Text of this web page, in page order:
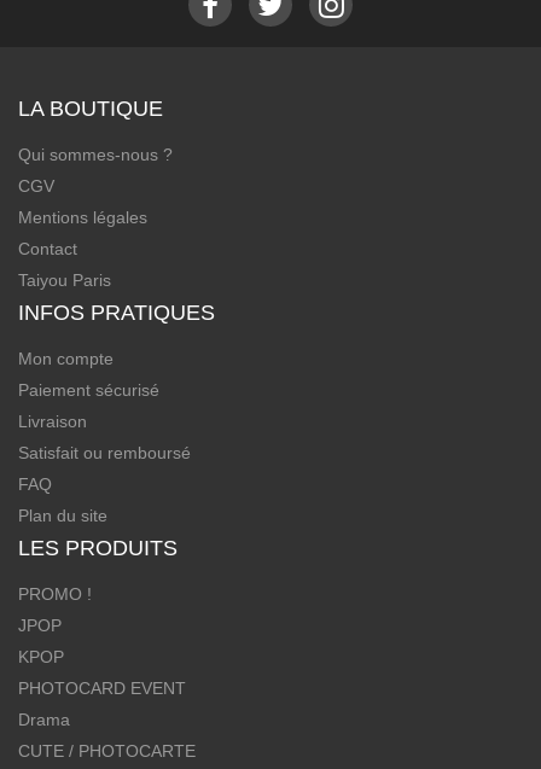
LA BOUTIQUE
Qui sommes-nous ?
CGV
Mentions légales
Contact
Taiyou Paris
INFOS PRATIQUES
Mon compte
Paiement sécurisé
Livraison
Satisfait ou remboursé
FAQ
Plan du site
LES PRODUITS
PROMO !
JPOP
KPOP
PHOTOCARD EVENT
Drama
CUTE / PHOTOCARTE